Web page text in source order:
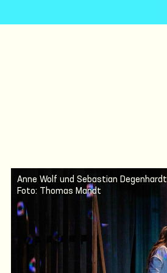
Anne Wolf und Sebastian Degenhardt
Foto: Thomas Mandt